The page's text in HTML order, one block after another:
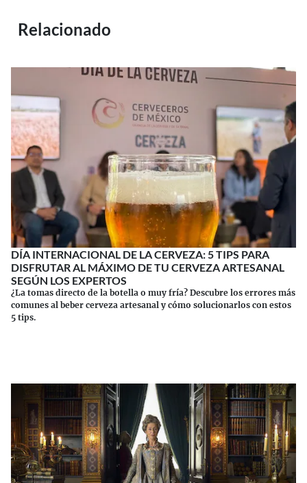
Relacionado
DÍA INTERNACIONAL DE LA CERVEZA: 5 TIPS PARA
DISFRUTAR AL MÁXIMO DE TU CERVEZA ARTESANAL
SEGÚN LOS EXPERTOS
¿La tomas directo de la botella o muy fría? Descubre los errores más
comunes al beber cerveza artesanal y cómo solucionarlos con estos
5 tips.